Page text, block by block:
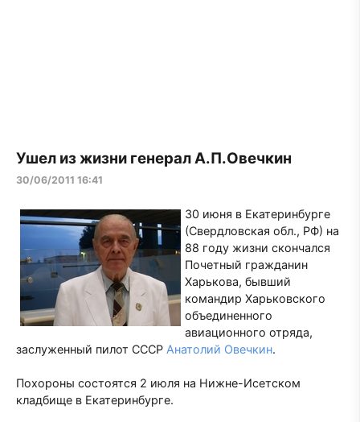
Ушел из жизни генерал А.П.Овечкин
30/06/2011 16:41
30 июня в Екатеринбурге
(Свердловская обл., РФ) на
88 году жизни скончался
Почетный гражданин
Харькова, бывший
командир Харьковского
объединенного
авиационного отряда,
заслуженный пилот СССР Анатолий Овечкин.
Похороны состоятся 2 июля на Нижне-Исетском
кладбище в Екатеринбурге.